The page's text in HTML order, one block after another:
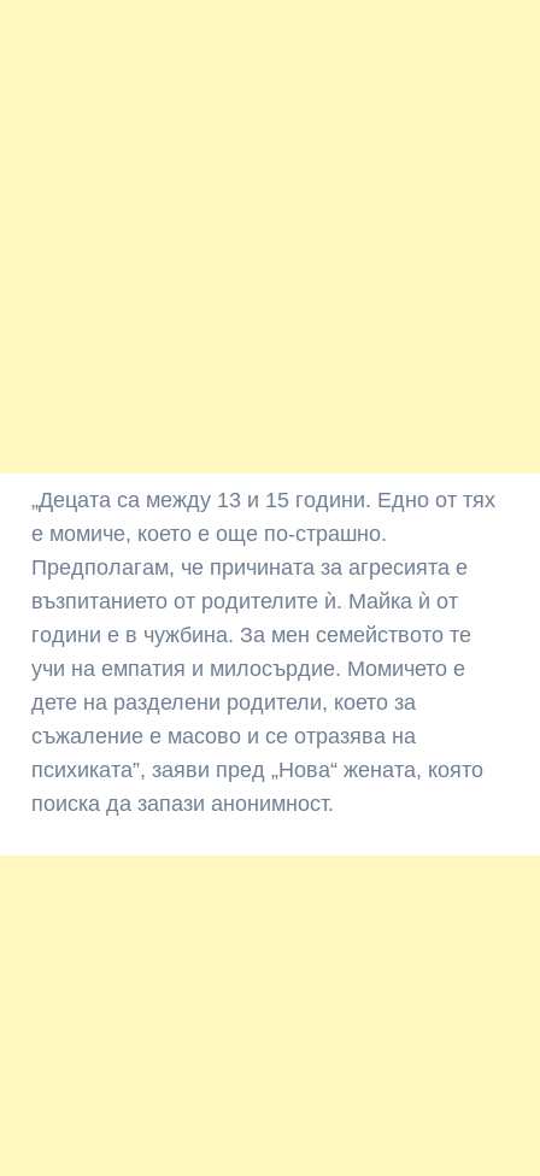
„Децата са между 13 и 15 години. Едно от тях
е момиче, което е още по-страшно.
Предполагам, че причината за агресията е
възпитанието от родителите ѝ. Майка ѝ от
години е в чужбина. За мен семейството те
учи на емпатия и милосърдие. Момичето е
дете на разделени родители, което за
съжаление е масово и се отразява на
психиката”, заяви пред „Нова“ жената, която
поиска да запази анонимност.